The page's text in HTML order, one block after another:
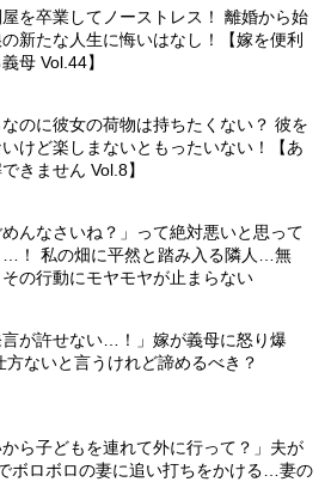
を卒業してノーストレス！ 離婚から始
新たな人生に悔いはなし！【嫁を便利
母 Vol.44】
のに彼女の荷物は持ちたくない？ 彼を
けど楽しまないともったいない！【あ
きません Vol.8】
めんなさいね？」って絶対悪いと思って
…！ 私の畑に平然と踏み入る隣人…無
の行動にモヤモヤが止まらない
言が許せない…！」嫁が義母に怒り爆
方ないと言うけれど諦めるべき？
から子どもを連れて外に行って？」夫が
ボロボロの妻に追い打ちをかける…妻の